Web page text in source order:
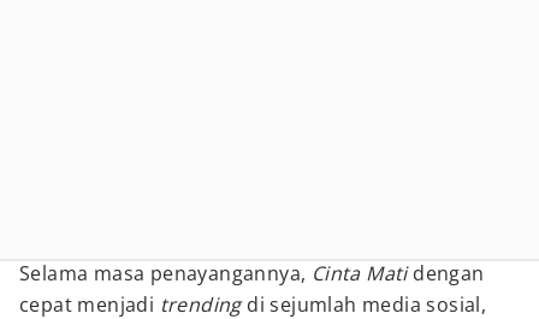
Selama masa penayangannya, Cinta Matidengan
cepat menjadi trendingdi sejumlah media sosial,